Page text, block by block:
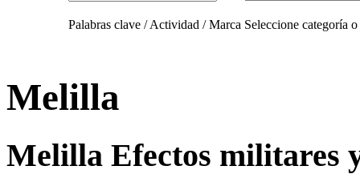
Palabras clave / Actividad / Marca Seleccione categoría
Melilla
Melilla Efectos militares